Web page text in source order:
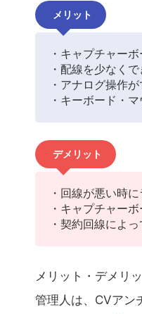
メリット
・キャプチャー
・配線を少なく
・アナログ操作
・キーボード・
デメリット
・回線が悪い時
・キャプチャー
・契約回線によ
メリット・デメリ
管理人は、CVアン